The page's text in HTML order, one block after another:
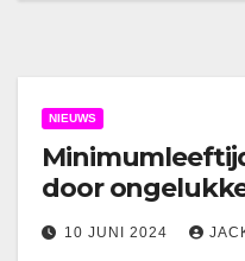
NIEUWS
door
10 JUNI 2024